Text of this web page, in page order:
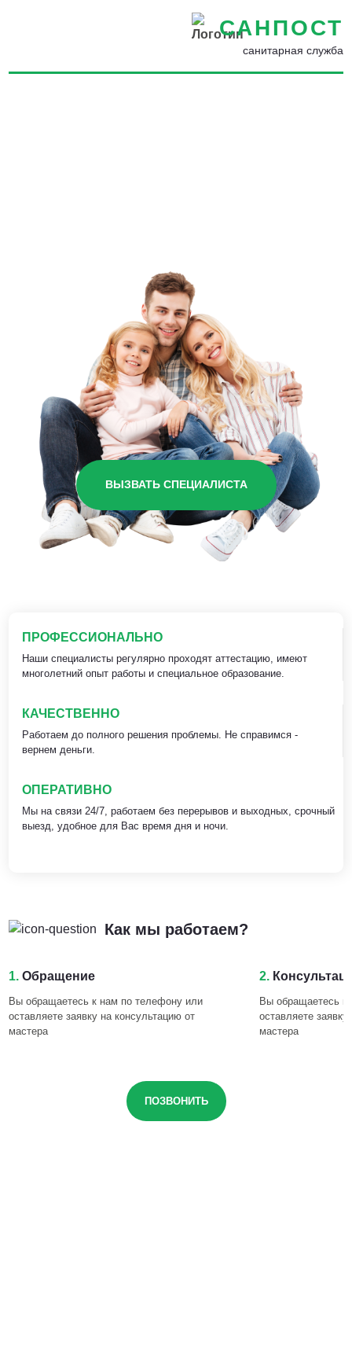
САНПОСТ
санитарная служба
ВЫЗВАТЬ СПЕЦИАЛИСТА
ПРОФЕССИОНАЛЬНО
Наши специалисты регулярно проходят аттестацию, имеют
многолетний опыт работы и специальное образование.
КАЧЕСТВЕННО
Работаем до полного решения проблемы. Не справимся -
вернем деньги.
ОПЕРАТИВНО
Мы на связи 24/7, работаем без перерывов и выходных, срочный
выезд, удобное для Вас время дня и ночи.
Как мы работаем?
1. Обращение
Вы обращаетесь к нам по телефону или
оставляете заявку на консультацию от
мастера
2.
Вы обращаетесь
оставляете
мастера
ПОЗВОНИТЬ